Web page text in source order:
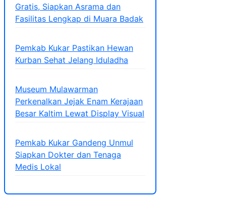
Gratis, Siapkan Asrama dan
Fasilitas Lengkap di Muara Badak
Pemkab Kukar Pastikan Hewan
Kurban Sehat Jelang Iduladha
Museum Mulawarman
Perkenalkan Jejak Enam Kerajaan
Besar Kaltim Lewat Display Visual
Pemkab Kukar Gandeng Unmul
Siapkan Dokter dan Tenaga
Medis Lokal